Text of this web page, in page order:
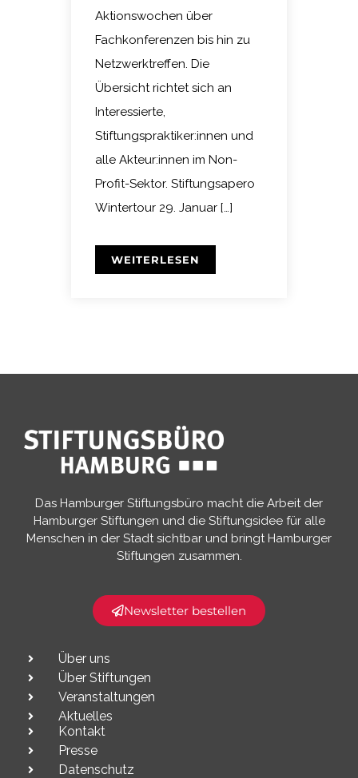
Aktionswochen über
Fachkonferenzen bis hin zu
Netzwerktreffen. Die
Übersicht richtet sich an
Interessierte,
Stiftungspraktiker:innen und
alle Akteur:innen im Non-
Profit-Sektor. Stiftungsapero
Wintertour 29. Januar […]
WEITERLESEN
Das Hamburger Stiftungsbüro macht die Arbeit der
Hamburger Stiftungen und die Stiftungsidee für alle
Menschen in der Stadt sichtbar und bringt Hamburger
Stiftungen zusammen.​
Newsletter bestellen
Über uns
Über Stiftungen
Veranstaltungen
Aktuelles
Kontakt
Presse
Datenschutz